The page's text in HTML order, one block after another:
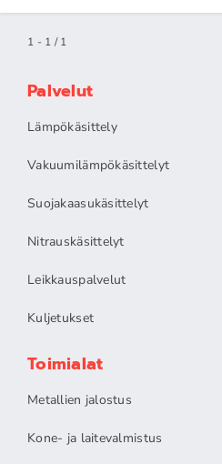
1 - 1 / 1
Palvelut
Lämpökäsittely
Vakuumilämpökäsittelyt
Suojakaasukäsittelyt
Nitrauskäsittelyt
Leikkauspalvelut
Kuljetukset
Toimialat
Metallien jalostus
Kone- ja laitevalmistus